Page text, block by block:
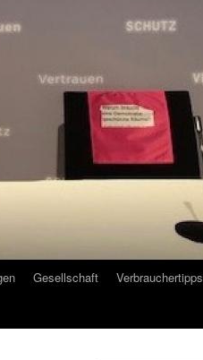
Gesellschaft
Verbrauchertipps